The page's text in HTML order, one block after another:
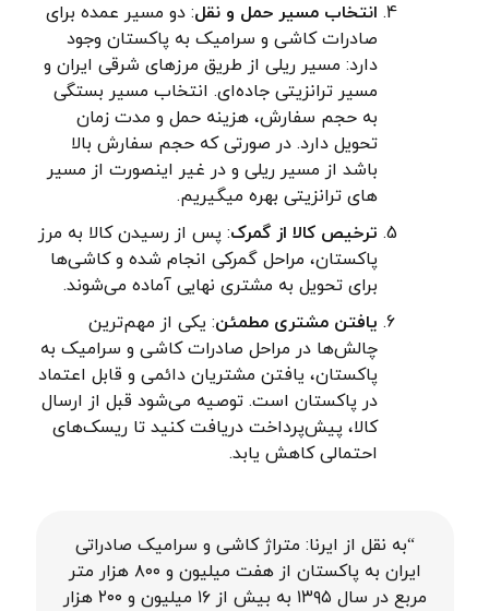
انتخاب مسیر حمل و نقل: دو مسیر عمده برای
صادرات کاشی و سرامیک به پاکستان وجود
دارد: مسیر ریلی از طریق مرزهای شرقی ایران و
مسیر ترانزیتی جاده‌ای. انتخاب مسیر بستگی
به حجم سفارش، هزینه حمل و مدت زمان
تحویل دارد. در صورتی که حجم سفارش بالا
باشد از مسیر ریلی و در غیر اینصورت از مسیر
های ترانزیتی بهره میگیریم.
ترخیص کالا از گمرک: پس از رسیدن کالا به مرز
پاکستان، مراحل گمرکی انجام شده و کاشی‌ها
برای تحویل به مشتری نهایی آماده می‌شوند.
یافتن مشتری مطمئن: یکی از مهم‌ترین
چالش‌ها در مراحل صادرات کاشی و سرامیک به
پاکستان، یافتن مشتریان دائمی و قابل اعتماد
در پاکستان است. توصیه می‌شود قبل از ارسال
کالا، پیش‌پرداخت دریافت کنید تا ریسک‌های
احتمالی کاهش یابد.
“به نقل از ایرنا: متراژ کاشی و سرامیک صادراتی
ایران به پاکستان از هفت میلیون و ۸۰۰ هزار متر
مربع در سال ۱۳۹۵ به بیش از ۱۶ میلیون و ۲۰۰ هزار